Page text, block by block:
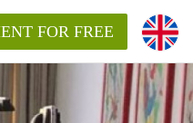
FOR FREE